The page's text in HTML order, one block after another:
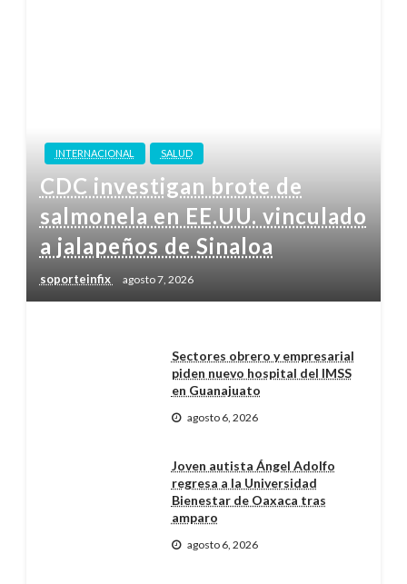
INTERNACIONAL SALUD
CDC investigan brote de
salmonela en EE.UU. vinculado
a jalapeños de Sinaloa
soporteinfix agosto 7, 2026
Sectores obrero y empresarial
piden nuevo hospital del IMSS
en Guanajuato
agosto 6, 2026
Joven autista Ángel Adolfo
regresa a la Universidad
Bienestar de Oaxaca tras
amparo
agosto 6, 2026